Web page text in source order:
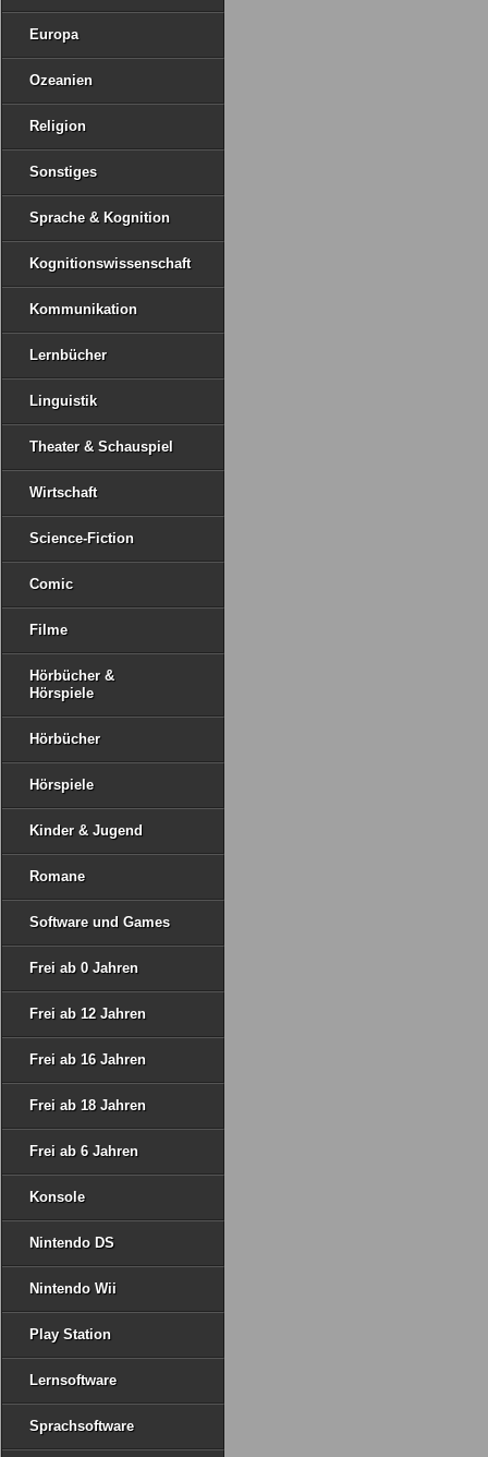
Europa
Ozeanien
Religion
Sonstiges
Sprache & Kognition
Kognitionswissenschaft
Kommunikation
Lernbücher
Linguistik
Theater & Schauspiel
Wirtschaft
Science-Fiction
Comic
Filme
Hörbücher &
Hörspiele
Hörbücher
Hörspiele
Kinder & Jugend
Romane
Software und Games
Frei ab 0 Jahren
Frei ab 12 Jahren
Frei ab 16 Jahren
Frei ab 18 Jahren
Frei ab 6 Jahren
Konsole
Nintendo DS
Nintendo Wii
Play Station
Lernsoftware
Sprachsoftware